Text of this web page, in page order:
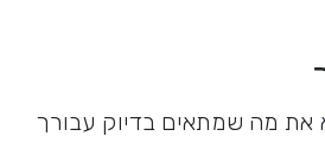
את מה שמתאים בדיוק עבורך